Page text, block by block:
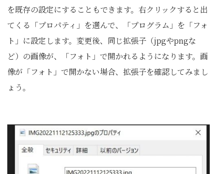
を既存の設定にすることもできます。右クリックすると出
てくる「プロパティ」を選んで、「プログラム」を「フォ
ト」に設定します。変更後、同じ拡張子（jpgやpngな
ど）の画像が、「フォト」で開かれるようになります。画
像が「フォト」で開かない場合、拡張子を確認してみまし
ょう。